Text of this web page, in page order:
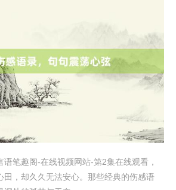
语笔趣阁-在线视频网站-第2集在线观看，
田，却久久无法安心。那些经典的伤感语